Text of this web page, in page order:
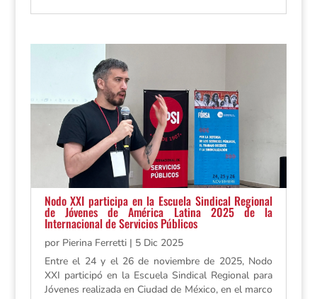
Nodo XXI participa en la Escuela Sindical Regional
de Jóvenes de América Latina 2025 de la
Internacional de Servicios Públicos
por Pierina Ferretti| 5 Dic 2025
Entre el 24 y el 26 de noviembre de 2025, Nodo
XXI participó en la Escuela Sindical Regional para
Jóvenes realizada en Ciudad de México, en el marco